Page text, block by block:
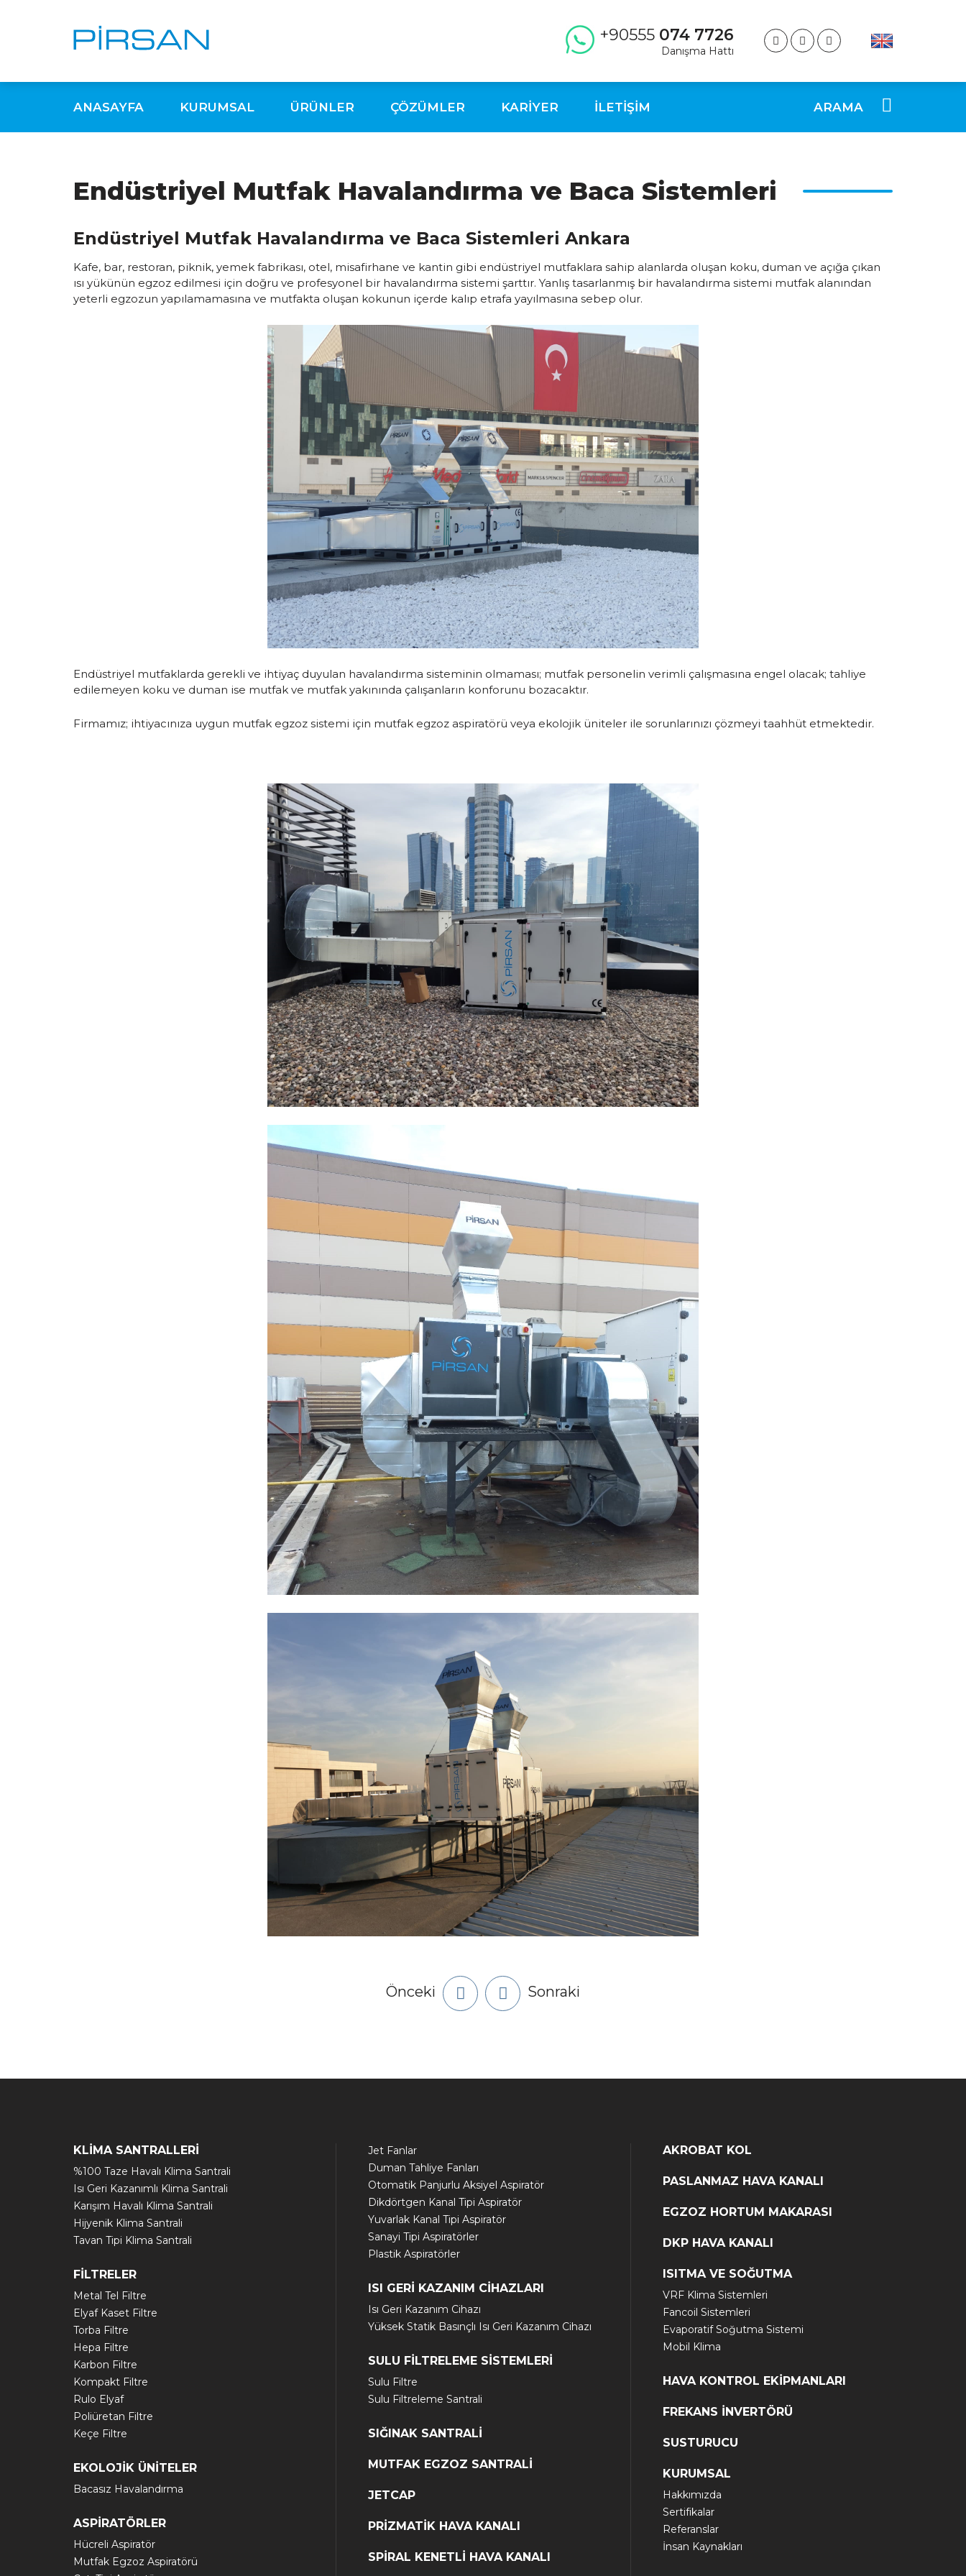
+90555 074 7726
Danışma Hattı
ANASAYFA KURUMSAL ÜRÜNLER ÇÖZÜMLER KARİYER İLETİŞİM ARAMA
Endüstriyel Mutfak Havalandırma ve Baca Sistemleri
Endüstriyel Mutfak Havalandırma ve Baca Sistemleri Ankara
Kafe, bar, restoran, piknik, yemek fabrikası, otel, misafirhane ve kantin gibi endüstriyel mutfaklara sahip alanlarda oluşan koku, duman ve açığa çıkan
ısı yükünün egzoz edilmesi için doğru ve profesyonel bir havalandırma sistemi şarttır. Yanlış tasarlanmış bir havalandırma sistemi mutfak alanından
yeterli egzozun yapılamamasına ve mutfakta oluşan kokunun içerde kalıp etrafa yayılmasına sebep olur.
Endüstriyel mutfaklarda gerekli ve ihtiyaç duyulan havalandırma sisteminin olmaması; mutfak personelin verimli çalışmasına engel olacak; tahliye
edilemeyen koku ve duman ise mutfak ve mutfak yakınında çalışanların konforunu bozacaktır.
Firmamız; ihtiyacınıza uygun mutfak egzoz sistemi için mutfak egzoz aspiratörü veya ekolojik üniteler ile sorunlarınızı çözmeyi taahhüt etmektedir.
Önceki Sonraki
KLİMA SANTRALLERİ
%100 Taze Havalı Klima Santrali
Isı Geri Kazanımlı Klima Santrali
Karışım Havalı Klima Santrali
Hijyenik Klima Santrali
Tavan Tipi Klima Santrali
FİLTRELER
Metal Tel Filtre
Elyaf Kaset Filtre
Torba Filtre
Hepa Filtre
Karbon Filtre
Kompakt Filtre
Rulo Elyaf
Poliüretan Filtre
Keçe Filtre
EKOLOJİK ÜNİTELER
Bacasız Havalandırma
ASPİRATÖRLER
Hücreli Aspiratör
Mutfak Egzoz Aspiratörü
Jet Fanlar
Duman Tahliye Fanları
Otomatik Panjurlu Aksiyel Aspiratör
Dikdörtgen Kanal Tipi Aspiratör
Yuvarlak Kanal Tipi Aspiratör
Sanayi Tipi Aspiratörler
Plastik Aspiratörler
ISI GERİ KAZANIM CİHAZLARI
Isı Geri Kazanım Cihazı
Yüksek Statik Basınçlı Isı Geri Kazanım Cihazı
SULU FİLTRELEME SİSTEMLERİ
Sulu Filtre
Sulu Filtreleme Santrali
SIĞINAK SANTRALİ
MUTFAK EGZOZ SANTRALİ
JETCAP
PRİZMATİK HAVA KANALI
SPİRAL KENETLİ HAVA KANALI
AKROBAT KOL
PASLANMAZ HAVA KANALI
EGZOZ HORTUM MAKARASI
DKP HAVA KANALI
ISITMA VE SOĞUTMA
VRF Klima Sistemleri
Fancoil Sistemleri
Evaporatif Soğutma Sistemi
Mobil Klima
HAVA KONTROL EKİPMANLARI
FREKANS İNVERTÖRÜ
SUSTURUCU
KURUMSAL
Hakkımızda
Sertifikalar
Referanslar
İnsan Kaynakları